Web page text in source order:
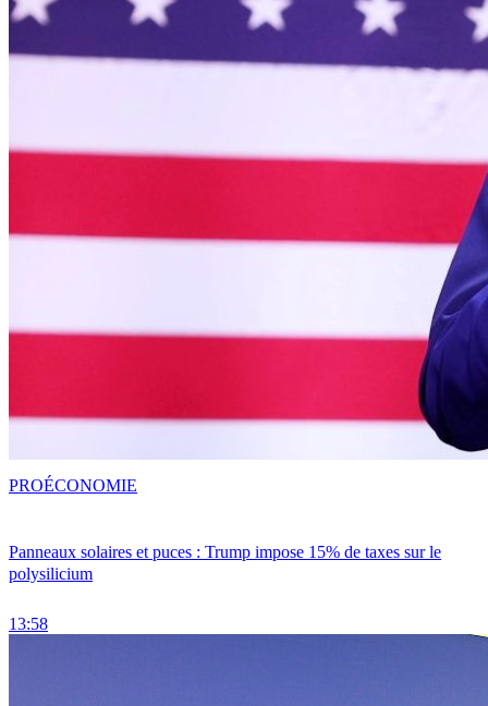
Panneaux solaires et puces : Trump impose 15% de taxes sur le
polysilicium
13:58
PROÉCONOMIE